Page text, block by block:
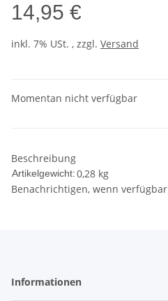
14,95 €
inkl. 7% USt. , zzgl. Versand
Momentan nicht verfügbar
Beschreibung
Artikelgewicht:0,28 kg
Benachrichtigen, wenn verfügbar
Informationen